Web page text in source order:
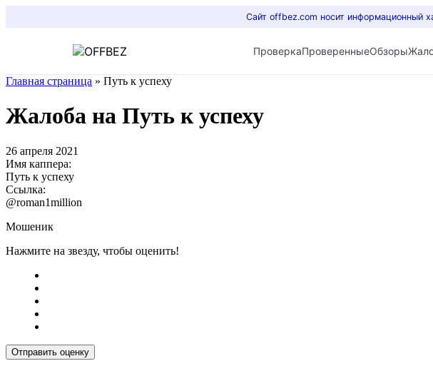
Сайт offbez.com носит информационный
ПроверкаПроверенныеОбзоры
Главная страница » Путь к успеху
Жалоба на Путь к успеху
26 апреля 2021
Имя каппера:
Путь к успеху
Ссылка:
@roman1million
Мошеник
Нажмите на звезду, чтобы оценить!
Отправить оценку